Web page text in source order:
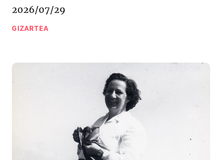
2026/07/29
GIZARTEA